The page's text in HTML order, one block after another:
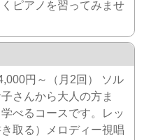
ピアノを習ってみませ
円～（月2回） ソル
さんから大人の方ま
べるコースです。レッ
取る）メロディー視唱